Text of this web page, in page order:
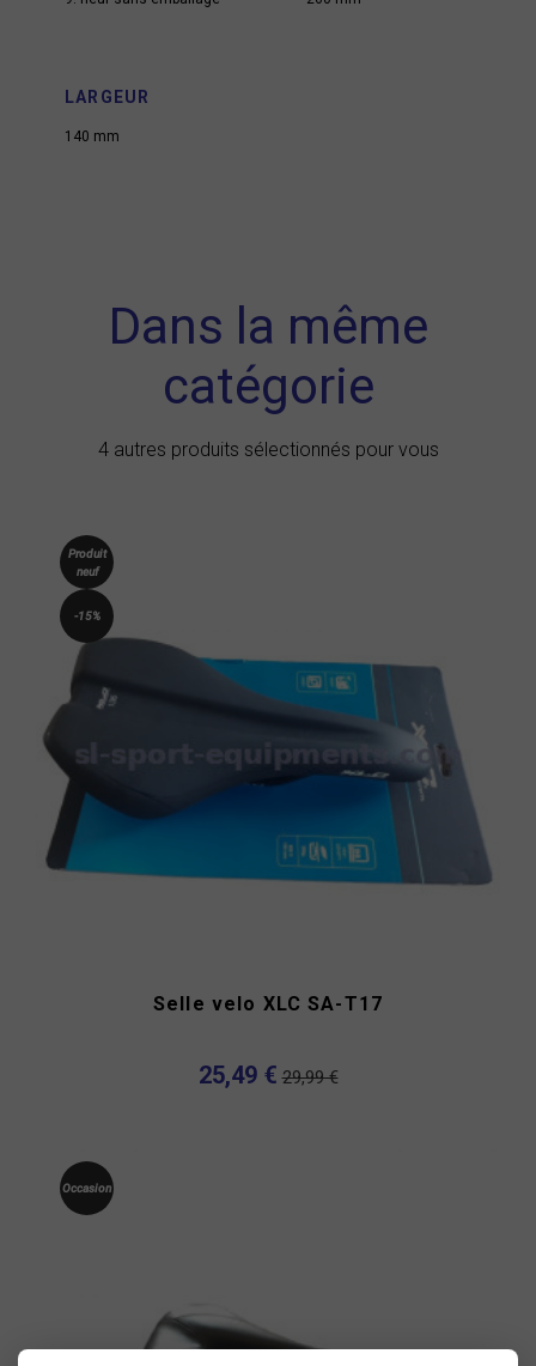
LARGEUR
140 mm
Dans la même
catégorie
4 autres produits sélectionnés pour vous
Produit
neuf
-15%
Selle velo XLC SA-T17
25,49 € 29,99 €
Occasion